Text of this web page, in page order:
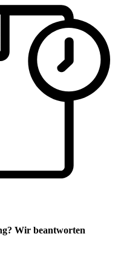
Wir beantworten